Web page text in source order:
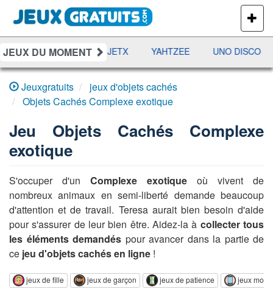
PLUS
DE
JEUX
JEUX DU MOMENT
DAMES RAMI JETX YAHTZEE UNO DISCO
Jeuxgratuits
jeux d'objets cachés
Objets Cachés Complexe exotique
Jeu Objets Cachés Complexe
exotique
S'occuper d'un Complexe exotique où vivent de
nombreux animaux en semi-liberté demande beaucoup
d'attention et de travail. Teresa aurait bien besoin d'aide
pour s'assurer de leur bien être. Aidez-la à collecter tous
les éléments demandés pour avancer dans la partie de
ce jeu d'objets cachés en ligne !
jeux de fille jeux de garçon jeux de patience jeux